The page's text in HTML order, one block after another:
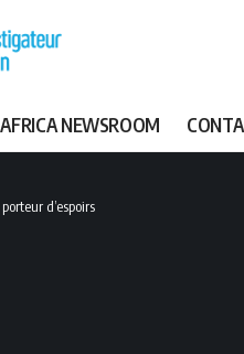
AFRICA NEWSROOM
d’espoirs